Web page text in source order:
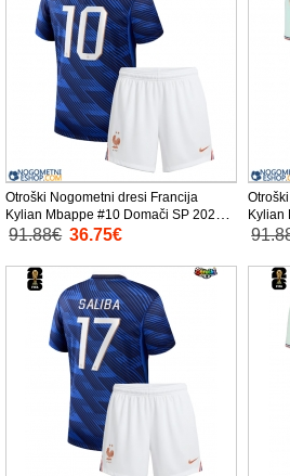
Otroški Nogometni dresi Francija
Kylian Mbappe #10 Domači SP 2026
Kratek Rokav (+ Kratke hlače)
91.88€ 36.75€
Kylian
Kratek